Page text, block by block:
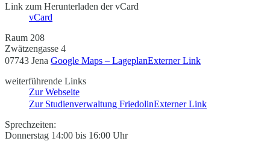
Link zum Herunterladen der vCard
vCard
Raum 208
Zwätzengasse 4
07743 Jena Google Maps – LageplanExterner Link
weiterführende Links
Zur Webseite
Zur Studienverwaltung FriedolinExterner Link
Sprechzeiten:
Donnerstag 14:00 bis 16:00 Uhr